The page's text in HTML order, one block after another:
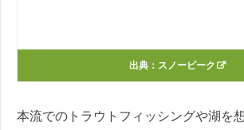
出典： スノーピーク
本流でのトラウトフィッシングや湖を